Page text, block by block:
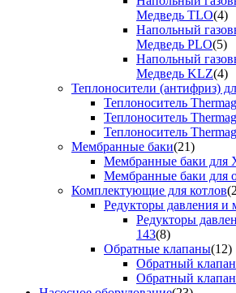
Медведь TLO(4)
Напольный
Медведь PLO(5)
Напольный
Медведь KLZ(4)
Теплоносители (антифриз)
Теплоноситель
Теплоноситель
Теплоноситель
Мембранные баки(21)
Мембранные баки
Мембранные баки для
Комплектующие для котлов
Редукторы давления и
Редукторы
143(8)
Обратные клапаны(12)
Обратный
Обратный